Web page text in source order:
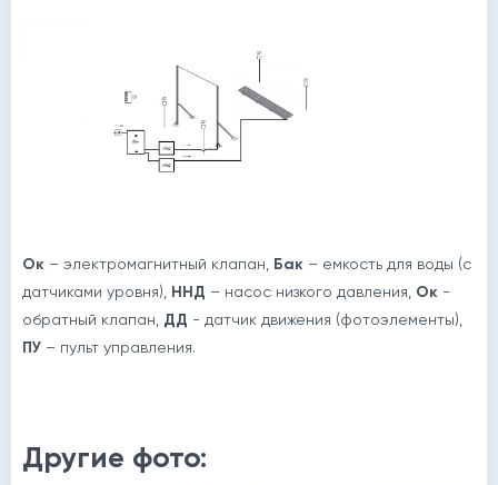
Ок – электромагнитный клапан, Бак – емкость для воды (с
датчиками уровня), ННД – насос низкого давления, Ок -
обратный клапан, ДД - датчик движения (фотоэлементы),
ПУ – пульт управления.
Другие фото: